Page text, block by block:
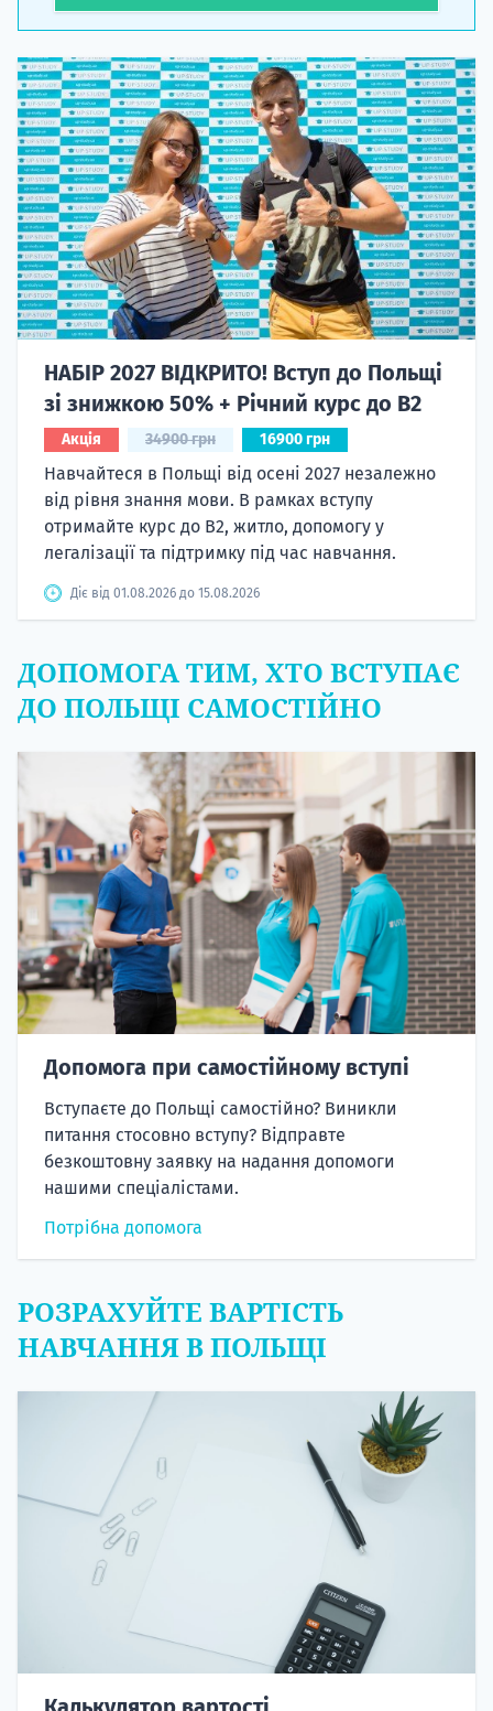
НАБІР 2027 ВІДКРИТО! Вступ до Польщі
зі знижкою 50% + Річний курс до B2
Акція 34900 грн 16900 грн
Навчайтеся в Польщі від осені 2027 незалежно
від рівня знання мови. В рамках вступу
отримайте курс до B2, житло, допомогу у
легалізації та підтримку під час навчання.
Діє від 01.08.2026 до 15.08.2026
ДОПОМОГА ТИМ, ХТО ВСТУПАЄ
ДО ПОЛЬЩІ САМОСТІЙНО
Допомога при самостійному вступі
Вступаєте до Польщі самостійно? Виникли
питання стосовно вступу? Відправте
безкоштовну заявку на надання допомоги
нашими спеціалістами.
Потрібна допомога
РОЗРАХУЙТЕ ВАРТІСТЬ
НАВЧАННЯ В ПОЛЬЩІ